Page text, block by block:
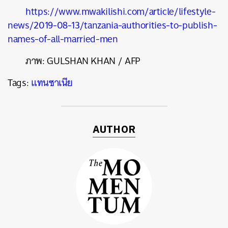
https://www.mwakilishi.com/article/lifestyle-
news/2019-08-13/tanzania-authorities-to-publish-
names-of-all-married-men
ภาพ: GULSHAN KHAN / AFP
Tags:แทนซาเนีย
AUTHOR